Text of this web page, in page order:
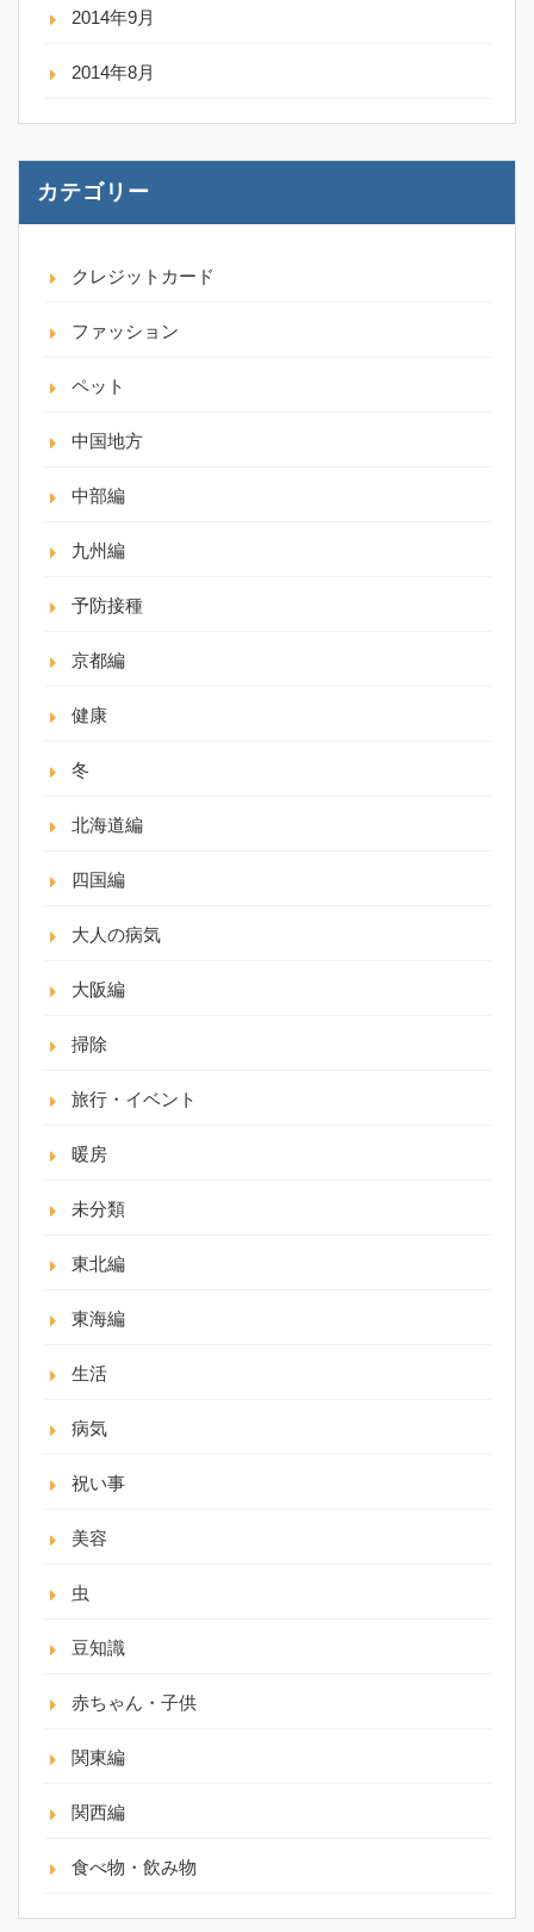
2014年9月
2014年8月
カテゴリー
クレジットカード
ファッション
ペット
中国地方
中部編
九州編
予防接種
京都編
健康
冬
北海道編
四国編
大人の病気
大阪編
掃除
旅行・イベント
暖房
未分類
東北編
東海編
生活
病気
祝い事
美容
虫
豆知識
赤ちゃん・子供
関東編
関西編
食べ物・飲み物